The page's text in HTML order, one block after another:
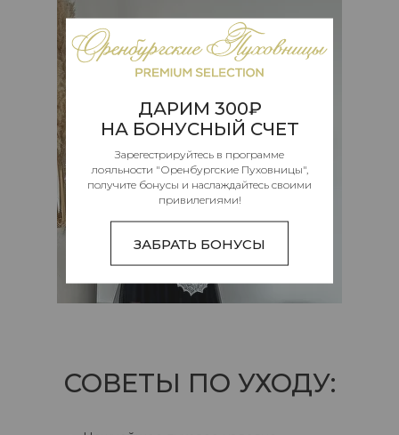
СОВЕТЫ ПО УХОДУ:
ДАРИМ 300₽
НА БОНУСНЫЙ СЧЕТ
Зарегестрируйтесь в программе
лояльности "Оренбургские Пуховницы",
получите бонусы и наслаждайтесь своими
привилегиями!
ЗАБРАТЬ БОНУСЫ